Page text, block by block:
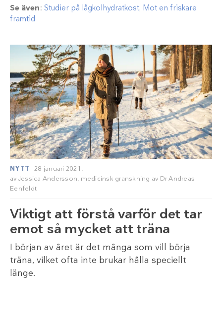
Se även: Studier på lågkolhydratkost, Mot en friskare
framtid
NYTT
28 januari 2021,
av Jessica Andersson, medicinsk granskning av Dr Andreas
Eenfeldt
Viktigt att förstå varför det tar
emot så mycket att träna
I början av året är det många som vill börja
träna, vilket ofta inte brukar hålla speciellt
länge.